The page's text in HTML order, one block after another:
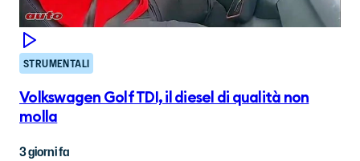
STRUMENTALI
Volkswagen Golf TDI, il diesel di qualità non
molla
3 giorni fa